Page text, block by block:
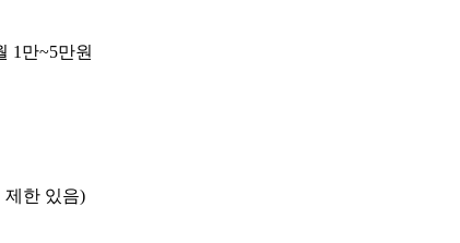
1만~5만원
제한 있음)